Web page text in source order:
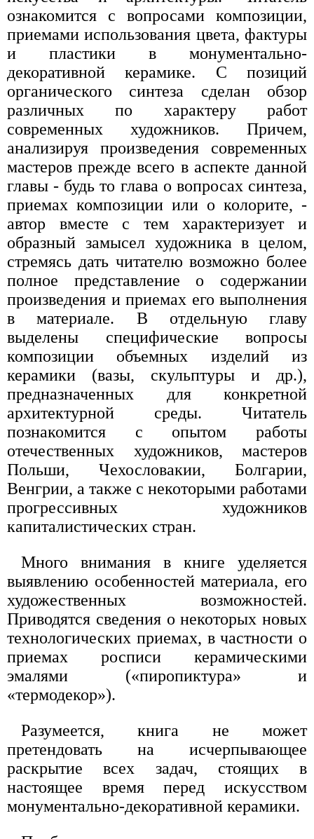
ознакомится с вопросами композиции,
приемами использования цвета, фактуры
и пластики в монументально-
декоративной керамике. С позиций
органического синтеза сделан обзор
различных по характеру работ
современных художников. Причем,
анализируя произведения современных
мастеров прежде всего в аспекте данной
главы - будь то глава о вопросах синтеза,
приемах композиции или о колорите, -
автор вместе с тем характеризует и
образный замысел художника в целом,
стремясь дать читателю возможно более
полное представление о содержании
произведения и приемах его выполнения
в материале. В отдельную главу
выделены специфические вопросы
композиции объемных изделий из
керамики (вазы, скульптуры и др.),
предназначенных для конкретной
архитектурной среды. Читатель
познакомится с опытом работы
отечественных художников, мастеров
Польши, Чехословакии, Болгарии,
Венгрии, а также с некоторыми работами
прогрессивных художников
капиталистических стран.
Много внимания в книге уделяется
выявлению особенностей материала, его
художественных возможностей.
Приводятся сведения о некоторых новых
технологических приемах, в частности о
приемах росписи керамическими
эмалями («пиропиктура» и
«термодекор»).
Разумеется, книга не может
претендовать на исчерпывающее
раскрытие всех задач, стоящих в
настоящее время перед искусством
монументально-декоративной керамики.